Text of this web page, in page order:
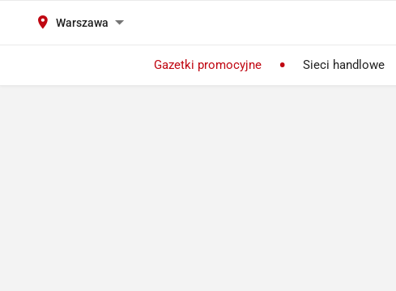
Warszawa
Gazetki promocyjne Sieci handlowe